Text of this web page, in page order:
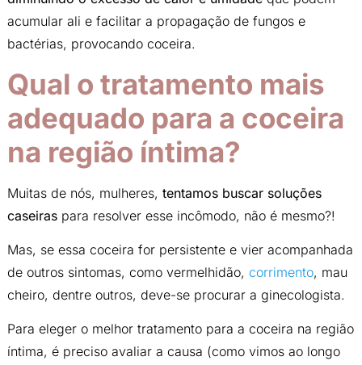
acumular ali e facilitar a propagação de fungos e
bactérias, provocando coceira.
Qual o tratamento mais
adequado para a coceira
na região íntima?
Muitas de nós, mulheres, tentamos buscar soluções
caseiraspara resolver esse incômodo, não é mesmo?!
Mas, se essa coceira for persistente e vier acompanhada
de outros sintomas, como vermelhidão, corrimento, mau
cheiro, dentre outros, deve-se procurar a ginecologista.
Para eleger o melhor tratamento para a coceira na região
íntima, é preciso avaliar a causa (como vimos ao longo